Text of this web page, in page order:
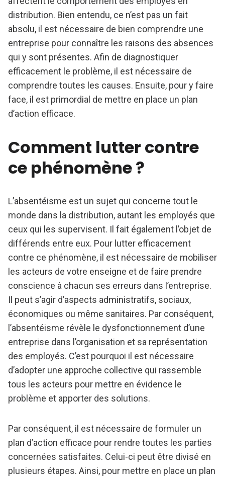
distribution. Bien entendu, ce n’est pas un fait
absolu, il est nécessaire de bien comprendre une
entreprise pour connaître les raisons des absences
qui y sont présentes. Afin de diagnostiquer
efficacement le problème, il est nécessaire de
comprendre toutes les causes. Ensuite, pour y faire
face, il est primordial de mettre en place un plan
d’action efficace.
Comment lutter contre
ce phénomène ?
L’absentéisme est un sujet qui concerne tout le
monde dans la distribution, autant les employés que
ceux qui les supervisent. Il fait également l’objet de
différends entre eux. Pour lutter efficacement
contre ce phénomène, il est nécessaire de mobiliser
les acteurs de votre enseigne et de faire prendre
conscience à chacun ses erreurs dans l’entreprise.
Il peut s’agir d’aspects administratifs, sociaux,
économiques ou même sanitaires. Par conséquent,
l’absentéisme révèle le dysfonctionnement d’une
entreprise dans l’organisation et sa représentation
des employés. C’est pourquoi il est nécessaire
d’adopter une approche collective qui rassemble
tous les acteurs pour mettre en évidence le
problème et apporter des solutions.
Par conséquent, il est nécessaire de formuler un
plan d’action efficace pour rendre toutes les parties
concernées satisfaites. Celui-ci peut être divisé en
plusieurs étapes. Ainsi, pour mettre en place un plan